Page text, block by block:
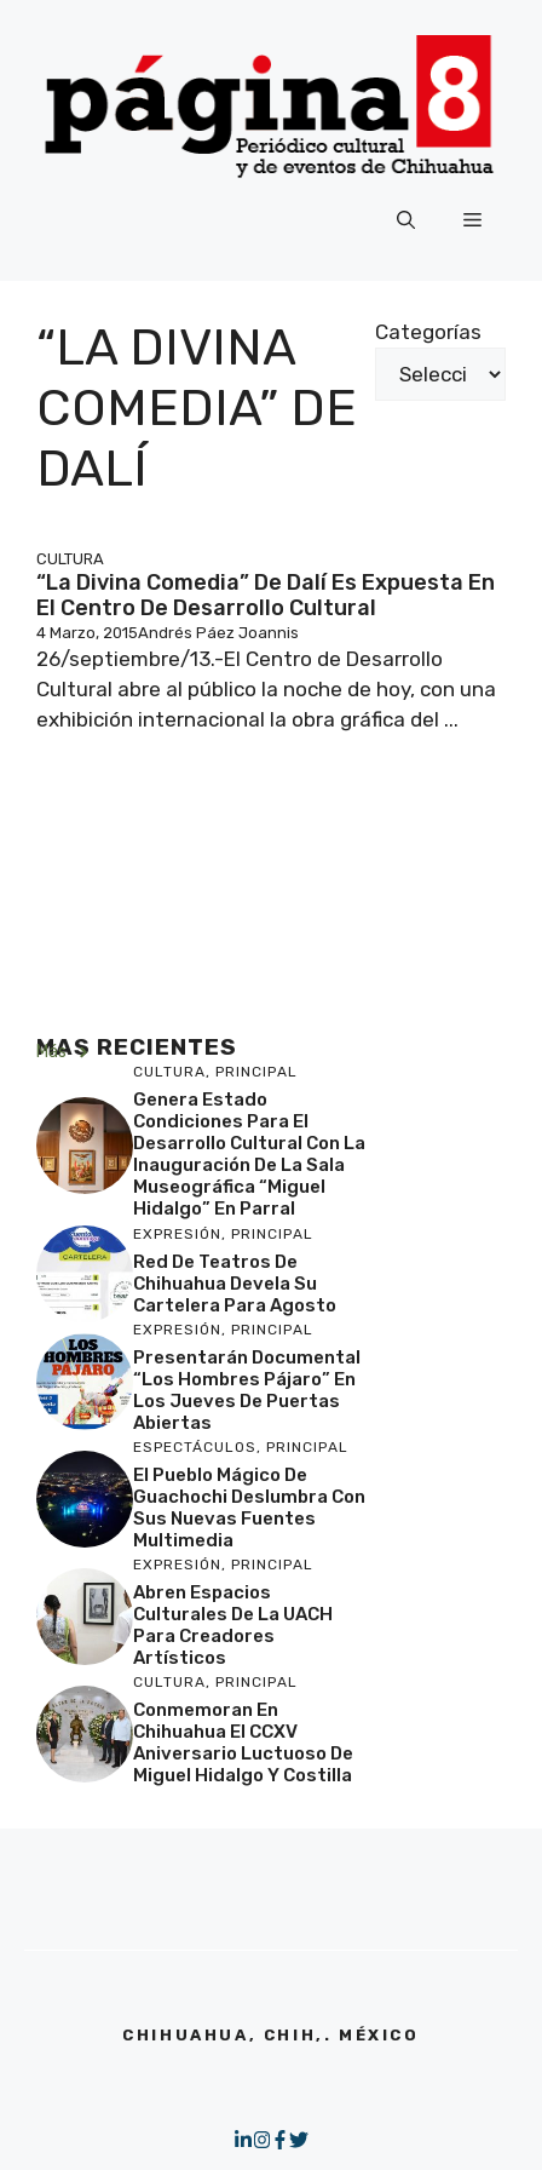
contenido
Menú
“LA DIVINA
COMEDIA” DE
DALÍ
Categorías
CULTURA
“La Divina Comedia” De Dalí Es Expuesta En
El Centro De Desarrollo Cultural
4 Marzo, 2015Andrés Páez Joannis
26/septiembre/13.-El Centro de Desarrollo
Cultural abre al público la noche de hoy, con una
exhibición internacional la obra gráfica del ...
MAS RECIENTES
Más
CULTURA, PRINCIPAL
Genera Estado
Condiciones Para El
Desarrollo Cultural Con La
Inauguración De La Sala
Museográfica “Miguel
Hidalgo” En Parral
EXPRESIÓN , PRINCIPAL
Red De Teatros De
Chihuahua Devela Su
Cartelera Para Agosto
EXPRESIÓN, PRINCIPAL
Presentarán Documental
“Los Hombres Pájaro” En
Los Jueves De Puertas
Abiertas
ESPECTÁCULOS, PRINCIPAL
El Pueblo Mágico De
Guachochi Deslumbra Con
Sus Nuevas Fuentes
Multimedia
EXPRESIÓN, PRINCIPAL
Abren Espacios
Culturales De La UACH
Para Creadores
Artísticos
CULTURA, PRINCIPAL
Conmemoran En
Chihuahua El CCXV
Aniversario Luctuoso De
Miguel Hidalgo Y Costilla
CHIHUAHUA, CHIH,. MÉXICO